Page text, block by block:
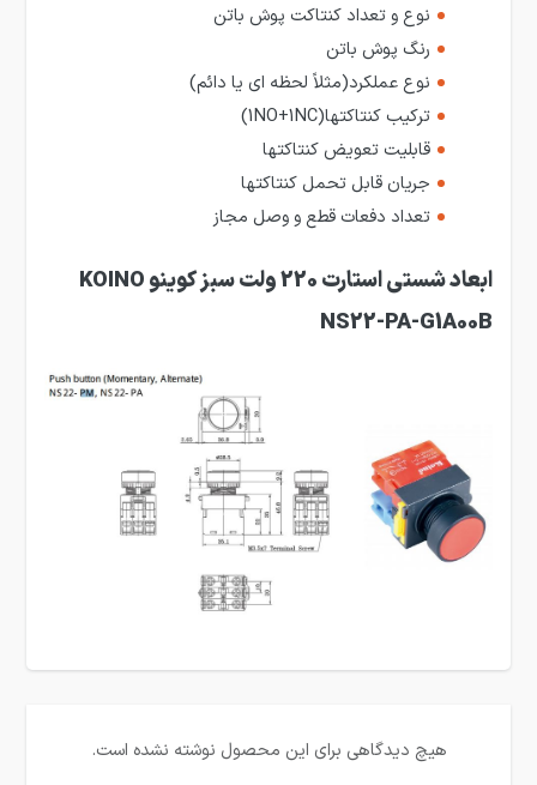
نوع و تعداد کنتاکت پوش باتن
رنگ پوش باتن
نوع عملکرد(مثلاً لحظه ای یا دائم)
ترکیب کنتاکت­ها(1NO+1NC)
قابلیت تعویض کنتاکت­ها
جریان قابل تحمل کنتاکت­ها
تعداد دفعات قطع و وصل مجاز
ابعاد شستی استارت 220 ولت سبز کوینو KOINO
NS22-PA-G1A00B
هیچ دیدگاهی برای این محصول نوشته نشده است.